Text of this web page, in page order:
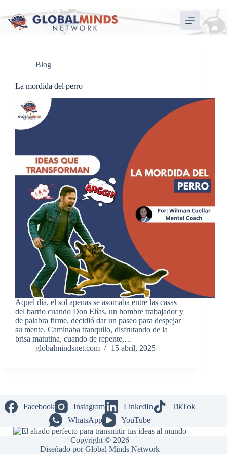
Blog
La mordida del perro
Aquel día, el sol apenas se asomaba entre las casas
del barrio cuando Don Elías, un hombre trabajador y
de palabra firme, decidió dar un paseo para despejar
su mente. Caminaba tranquilo, disfrutando de la
brisa matutina, cuando de repente,…
globalmindsnet.com
15 abril, 2025
Facebook Instagram LinkedIn
TikTok
WhatsApp
YouTube
Copyright © 2026
Diseñado por Global Minds Network